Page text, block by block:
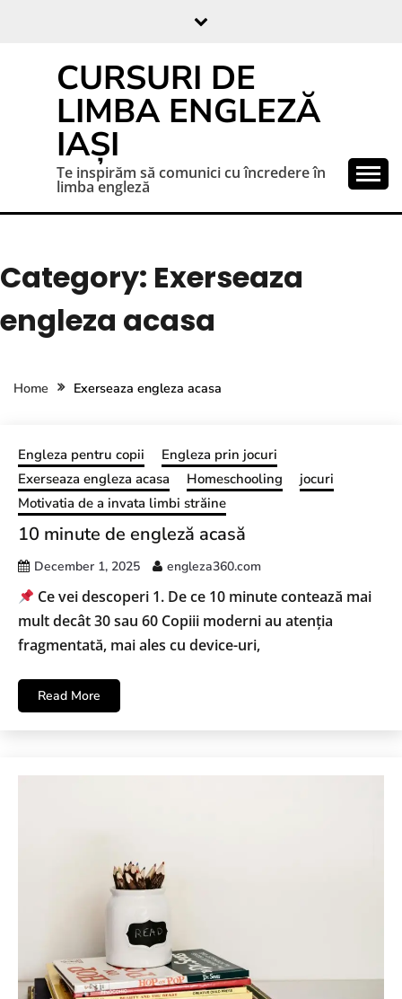
CURSURI DE
LIMBA ENGLEZĂ
IAȘI
Te inspirăm să comunici cu încredere în
limba engleză
Category: Exerseaza
engleza acasa
Home Exerseaza engleza acasa
Engleza pentru copii
Engleza prin jocuri
Exerseaza engleza acasa
Homeschooling
jocuri
Motivatia de a invata limbi străine
10 minute de engleză acasă
December 1, 2025 engleza360.com
Ce vei descoperi 1. De ce 10 minute contează mai
mult decât 30 sau 60 Copiii moderni au atenția
fragmentată, mai ales cu device-uri,
Read More